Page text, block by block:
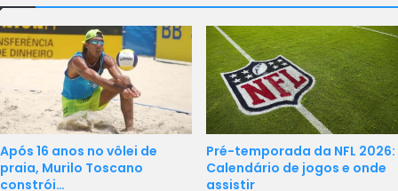
Após 16 anos no vôlei de
praia, Murilo Toscano
constrói…
Pré-temporada da NFL 2026:
Calendário de jogos e onde
assistir